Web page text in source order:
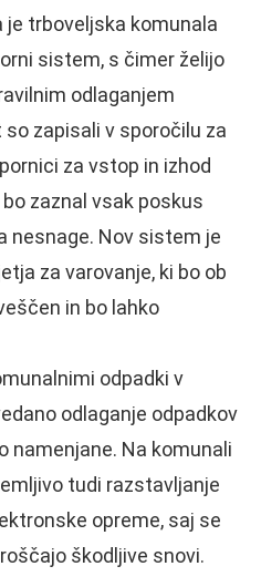
je trboveljska komunala
sistem, s čimer želijo
odlaganjem
zapisali v sporočilu za
za vstop in izhod
zaznal vsak poskus
nesnage. Nov sistem je
za varovanje, ki bo ob
in bo lahko
odpadki v
odlaganje odpadkov
namenjane. Na komunali
tudi razstavljanje
opreme, saj se
škodljive snovi.